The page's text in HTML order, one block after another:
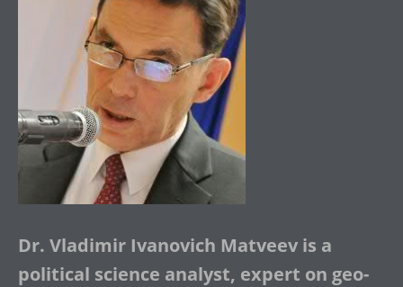
Dr. Vladimir Ivanovich Matveev is a
political science analyst, expert on geo-